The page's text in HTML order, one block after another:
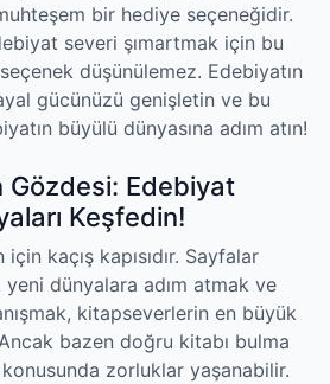
bir hediye seçeneğidir.
severi şımartmak için bu
düşünülemez. Edebiyatın
gücünüzü genişletin ve bu
büyülü dünyasına adım atın!
Edebiyat
Keşfedin!
kaçış kapısıdır. Sayfalar
yeni dünyalara adım atmak ve
kitapseverlerin en büyük
bazen doğru kitabı bulma
zorluklar yaşanabilir.